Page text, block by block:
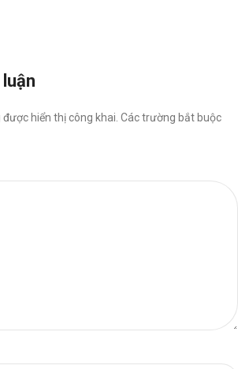
hiển thị công khai. Các trường bắt buộc